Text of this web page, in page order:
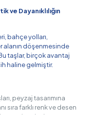
ve Dayanıklılığın
bahçe yolları,
alanın döşenmesinde
taşlar, birçok avantaj
haline gelmiştir.
peyzaj tasarımına
sıra farklı renk ve desen